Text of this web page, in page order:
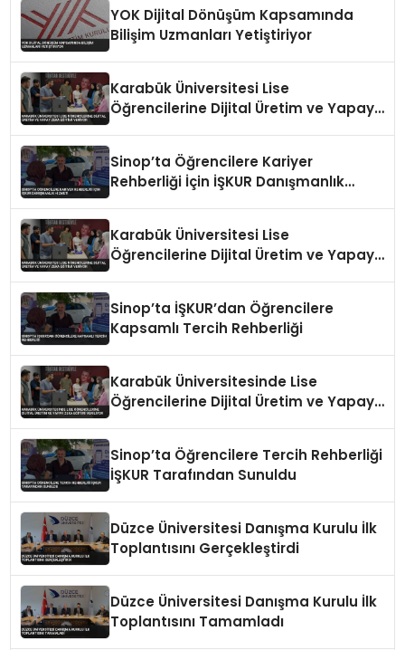
YOK Dijital Dönüşüm Kapsamında
Bilişim Uzmanları Yetiştiriyor
Karabük Üniversitesi Lise
Öğrencilerine Dijital Üretim ve Yapay
Sinop’ta Öğrencilere Kariyer
Rehberliği İçin İŞKUR Danışmanlık
Karabük Üniversitesi Lise
Öğrencilerine Dijital Üretim ve Yapay
Sinop’ta İŞKUR’dan Öğrencilere
Kapsamlı Tercih Rehberliği
Karabük Üniversitesinde Lise
Öğrencilerine Dijital Üretim ve Yapay
Sinop’ta Öğrencilere Tercih Rehberliği
İŞKUR Tarafından Sunuldu
Düzce Üniversitesi Danışma Kurulu İlk
Toplantısını Gerçekleştirdi
Düzce Üniversitesi Danışma Kurulu İlk
Toplantısını Tamamladı